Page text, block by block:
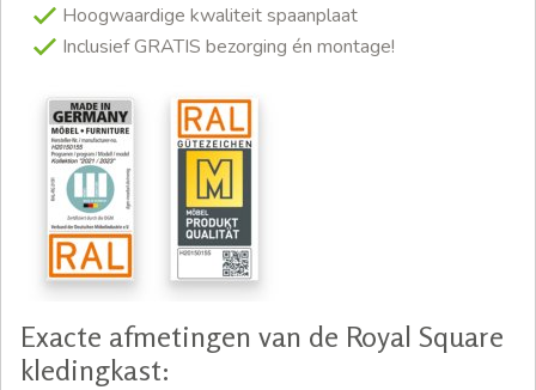
Hoogwaardige kwaliteit spaanplaat
Inclusief GRATIS bezorging én montage!
Exacte afmetingen van de Royal Square
kledingkast: